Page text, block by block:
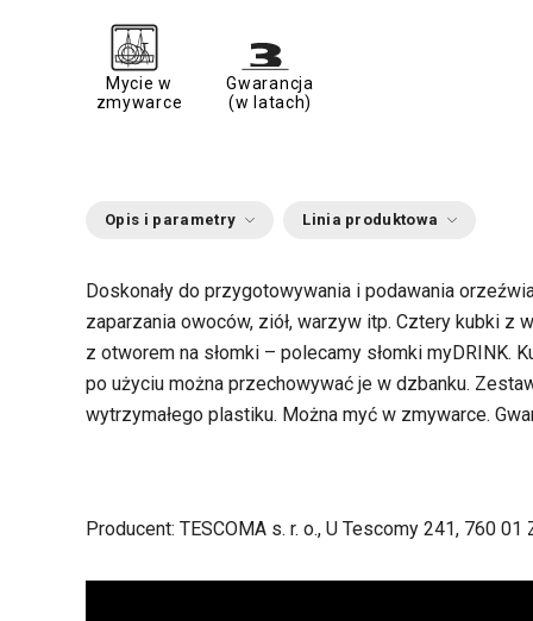
Mycie w
zmywarce
Gwarancja
(w latach)
Opis i parametry Linia produktowa
Doskonały do przygotowywania i podawania
zaparzania owoców, ziół, warzyw itp. Cztery kubki z
z otworem na słomki – polecamy słomki myDRINK.
po użyciu można przechowywać je w dzbanku.
wytrzymałego plastiku. Można myć w zmywarce.
Producent: TESCOMA s. r. o., U Tescomy 241, 760 01